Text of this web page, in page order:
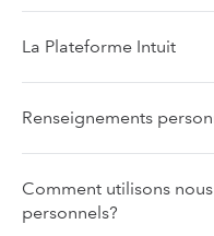
La Plateforme Intuit
Renseignements
Comment utilisons
personnels?